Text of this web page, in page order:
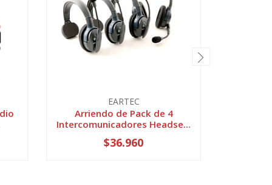
EARTEC
Arriendo de Pack de 4
Intercomunicadores Headse...
$36.960